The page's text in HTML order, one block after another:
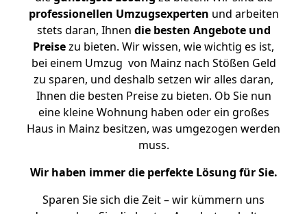
professionellen Umzugsexperten und arbeiten
stets daran, Ihnen die besten Angebote und
Preisezu bieten. Wir wissen, wie wichtig es ist,
bei einem Umzug von Mainz nach Stößen Geld
zu sparen, und deshalb setzen wir alles daran,
Ihnen die besten Preise zu bieten. Ob Sie nun
eine kleine Wohnung haben oder ein großes
Haus in Mainz besitzen, was umgezogen werden
muss.
Wir haben immer die perfekte Lösung für Sie.
Sparen Sie sich die Zeit – wir kümmern uns